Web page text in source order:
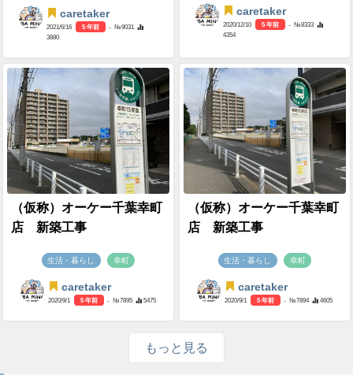
caretaker
2021/6/16 5 年前
- №9031
3880
caretaker
2020/12/10 5 年前
- №8333
4354
（仮称）オーケー千葉幸町
店 新築工事
生活・暮らし 幸町
caretaker
2020/9/1 5 年前 - №7895 5475
（仮称）オーケー千葉幸町
店 新築工事
生活・暮らし 幸町
caretaker
2020/9/1 5 年前 - №7894 4605
もっと見る